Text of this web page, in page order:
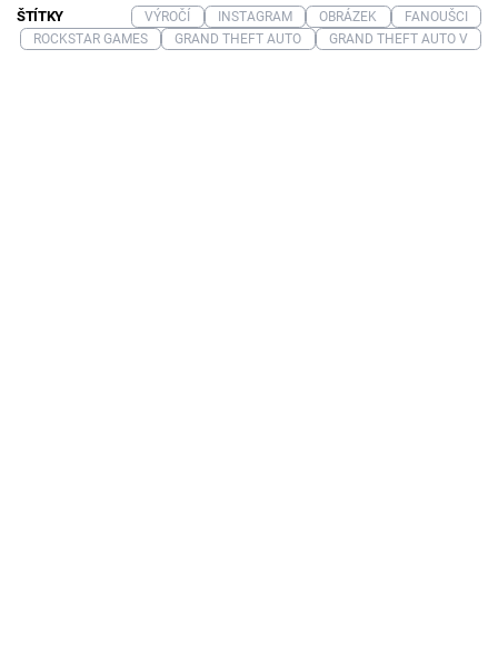
ŠTÍTKY VÝROČÍ INSTAGRAM OBRÁZEK
FANOUŠCI
ROCKSTAR GAMES
GRAND THEFT AUTO GRAND THEFT AUTO V